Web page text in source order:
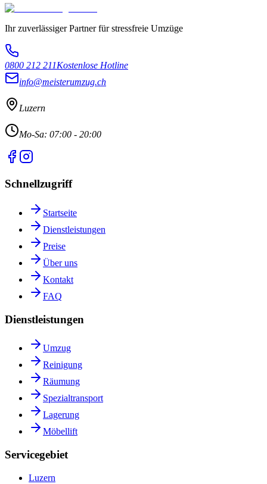
Ihr zuverlässiger Partner für stressfreie Umzüge
0800 212 211Kostenlose Hotline
info@meisterumzug.ch
Luzern
Mo-Sa: 07:00 - 20:00
Schnellzugriff
Startseite
Dienstleistungen
Preise
Über uns
Kontakt
FAQ
Dienstleistungen
Umzug
Reinigung
Räumung
Spezialtransport
Lagerung
Möbellift
Servicegebiet
Luzern